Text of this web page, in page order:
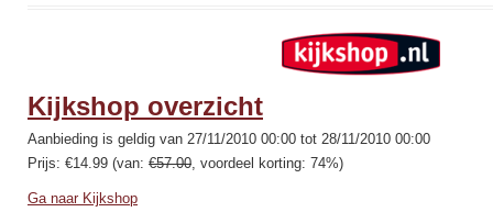
Kijkshop overzicht
Aanbieding is geldig van 27/11/2010 00:00 tot 28/11/2010 00:00
Prijs: €14.99 (van: €57.00, voordeel korting: 74%)
Ga naar Kijkshop